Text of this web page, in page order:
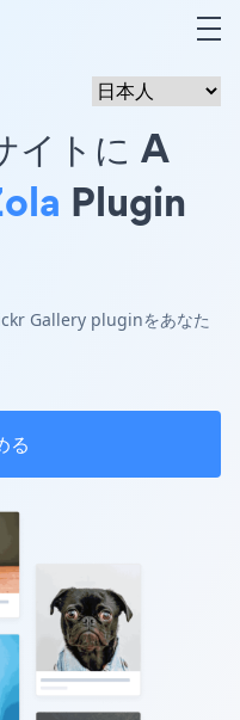
イトに A
Plugin
Gallery pluginをあなた
る